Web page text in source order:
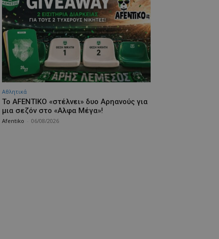
Αθλητικά
Το AFENTIKO «στέλνει» δυο Αρηανούς για
μια σεζόν στο «Αλφα Μέγα»!
Afentiko 06/08/2026